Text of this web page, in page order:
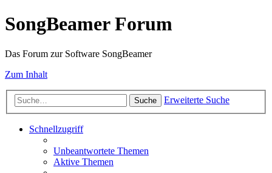
SongBeamer Forum
Das Forum zur Software SongBeamer
Zum Inhalt
Suche Erweiterte Suche
Schnellzugriff
Unbeantwortete Themen
Aktive Themen